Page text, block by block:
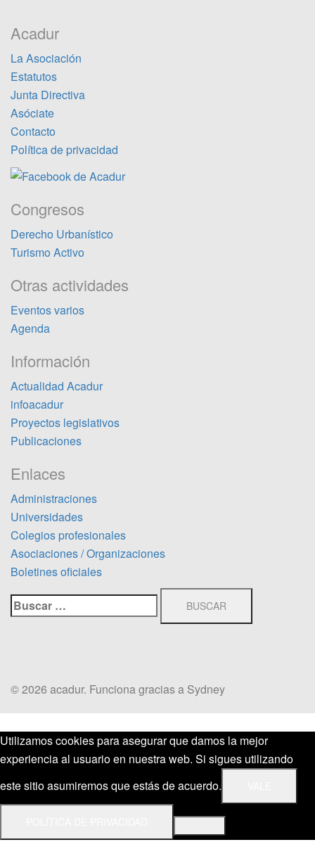
Acadur
La Asociación
Estatutos
Junta Directiva
Asóciate
Contacto
Política de privacidad
Congresos
Derecho Urbanístico
Turismo Activo
Otras actividades
Eventos varios
Agenda
Información
Actualidad Acadur
infoacadur
Proyectos legislativos
Publicaciones
Enlaces
Administraciones
Universidades
Colegios profesionales
Asociaciones / Organizaciones
Boletines oficiales
Buscar:
© 2026 acadur. Funciona gracias a Sydney
Utilizamos cookies para asegurar que damos la mejor
experiencia al usuario en nuestra web. Si sigues utilizando
este sitio asumiremos que estás de acuerdo.